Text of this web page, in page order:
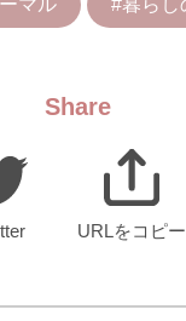
マル #暮らし
Share
URLをコピー